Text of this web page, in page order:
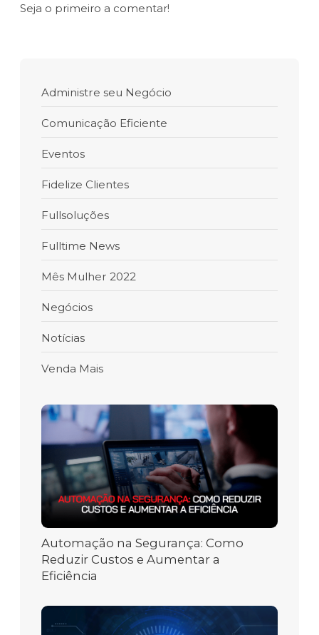
Seja o primeiro a comentar!
Administre seu Negócio
Comunicação Eficiente
Eventos
Fidelize Clientes
Fullsoluções
Fulltime News
Mês Mulher 2022
Negócios
Notícias
Venda Mais
Automação na Segurança: Como
Reduzir Custos e Aumentar a
Eficiência